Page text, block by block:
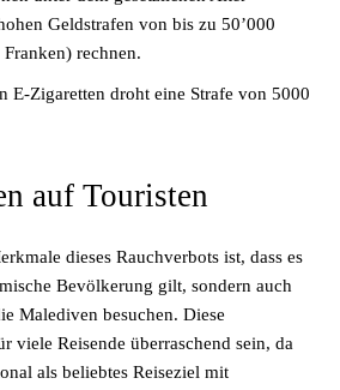
Geldstrafen von bis zu 50’000
rechnen.
E-Zigaretten droht eine Strafe von 5000
auf Touristen
dieses Rauchverbots ist, dass es
Bevölkerung gilt, sondern auch
Malediven besuchen. Diese
viele Reisende überraschend sein, da
als beliebtes Reiseziel mit